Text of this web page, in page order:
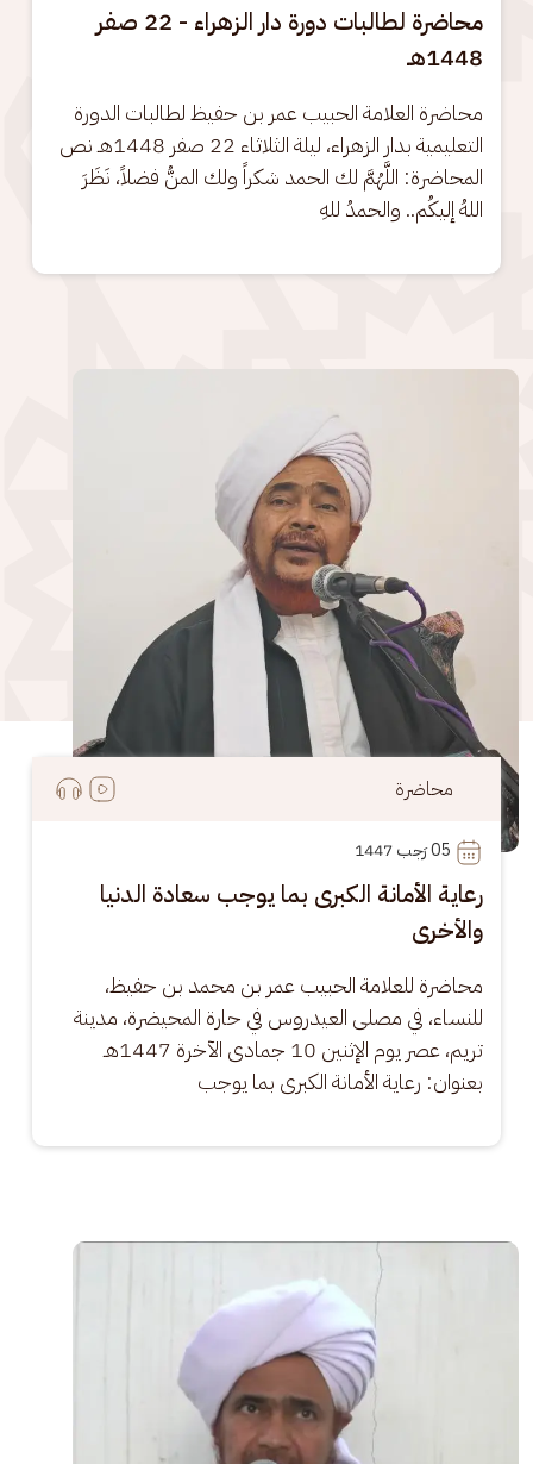
محاضرة لطالبات دورة دار الزهراء - 22 صفر
1448هـ
محاضرة العلامة الحبيب عمر بن حفيظ لطالبات الدورة
التعليمية بدار الزهراء، ليلة الثلاثاء 22 صفر 1448هـ نص
المحاضرة: اللَّهُمَّ لك الحمد شكراً ولك المنُّ فضلاً، نَظَرَ
اللهُ إليكُم.. والحمدُ للهِ
الصورة
محاضرة
05 رَجب 1447
رعاية الأمانة الكبرى بما يوجب سعادة الدنيا
والأخرى
محاضرة للعلامة الحبيب عمر بن محمد بن حفيظ،
للنساء، في مصلى العيدروس في حارة المحيضرة، مدينة
تريم، عصر يوم الإثنين 10 جمادى الآخرة 1447هـ
بعنوان: رعاية الأمانة الكبرى بما يوجب
الصورة